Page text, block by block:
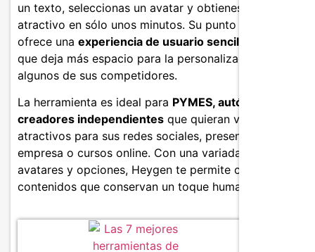
un texto, seleccionas un avatar y obtienes un vídeo
atractivo en sólo unos minutos. Su punto fuerte es que
ofrece una experiencia de usuario sencilla
que deja más espacio para la personalización que
algunos de sus competidores.
La herramienta es ideal para PYMES, autónomos y
creadores independientes que quieran vídeos
atractivos para sus redes sociales, presentaciones de
empresa o cursos online. Con una variada biblioteca de
avatares y opciones, Heygen te permite crear
contenidos que conservan un toque humano.